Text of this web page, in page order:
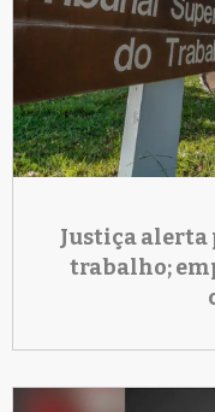
Justiça alerta
trabalho;